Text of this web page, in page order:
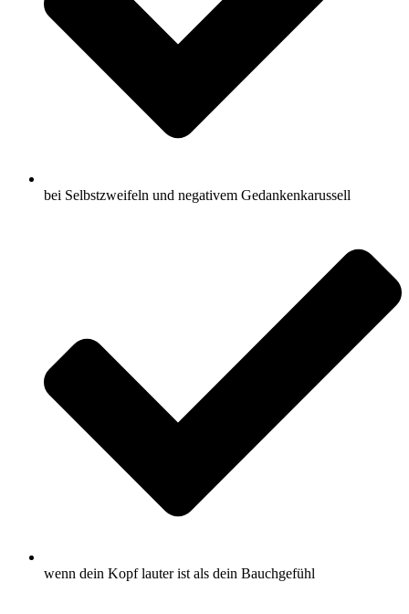
bei Selbstzweifeln und negativem Gedankenkarussell
wenn dein Kopf lauter ist als dein Bauchgefühl